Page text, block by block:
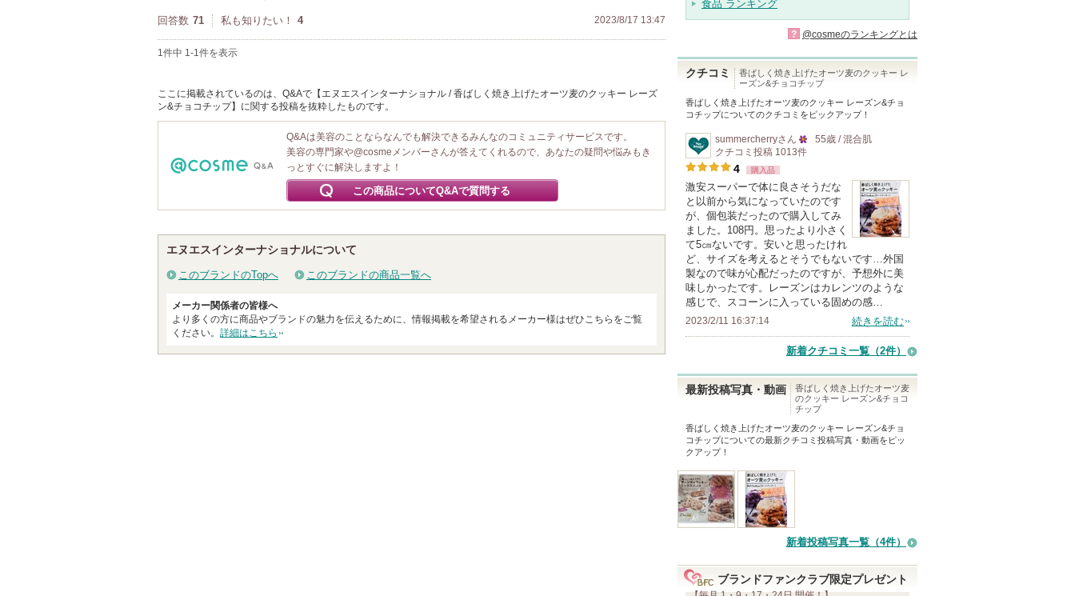
回答数 71 私も知りたい！ 4 2023/8/17 13:47
1件中 1-1件を表示
ここに掲載されているのは、Q&Aで【エヌエスインターナショナル / 香ばしく焼き上げたオーツ麦のクッキー レーズ
ン&チョコチップ】に関する投稿を抜粋したものです。
Q&Aは美容のことならなんでも解決できるみんなのコミュニティサービスです。
美容の専門家や@cosmeメンバーさんが答えてくれるので、あなたの疑問や悩みもき
っとすぐに解決しますよ！
この商品についてQ&Aで質問する
エヌエスインターナショナルについて
このブランドのTopへ このブランドの商品一覧へ
メーカー関係者の皆様へ
より多くの方に商品やブランドの魅力を伝えるために、情報掲載を希望されるメーカー様はぜひこちらをご覧
ください。 詳細はこちら
食品 ランキング
? @cosmeのランキングとは
クチコミ
香ばしく焼き上げたオーツ麦のクッキー レ
ーズン&チョコチップ
香ばしく焼き上げたオーツ麦のクッキー レーズン&チョ
コチップについてのクチコミをピックアップ！
summercherryさん
25
以
上
の
メ
ン
バ
ー
お
に
入
登
い
す
55歳 / 混合肌
クチコミ投稿 1013件
4 購入品
激安スーパーで体に良さそうだな
と以前から気になっていたのです
が、個包装だったので購入してみ
ました。108円。思ったより小さく
て5㎝ないです。安いと思ったけれ
ど、サイズを考えるとそうでもないです…外国
製なので味が心配だったのですが、予想外に美
味しかったです。レーズンはカレンツのような
感じで、スコーンに入っている固めの感…
2023/2/11 16:37:14 続きを読む
新着クチコミ一覧 （2件）
最新投稿写真・動画
香ばしく焼き上げたオーツ麦
のクッキー レーズン&チョコ
チップ
香ばしく焼き上げたオーツ麦のクッキー レーズン&チョ
コチップについての最新クチコミ投稿写真・動画をピッ
クアップ！
新着投稿写真一覧（4件）
ブランドファンクラブ限定プレゼント